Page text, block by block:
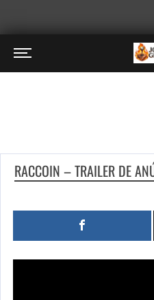
RACCOIN – TRAILER DE